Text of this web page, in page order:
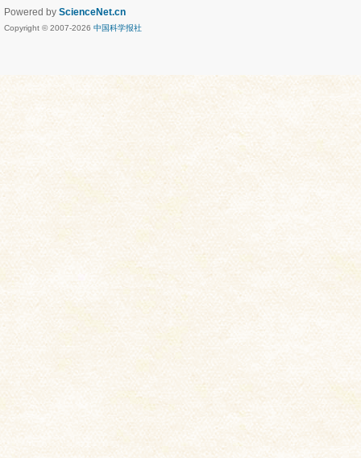
Powered by ScienceNet.cn
Copyright © 2007-2026 中国科学报社